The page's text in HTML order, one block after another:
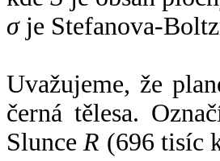
σje Stefanova-
Uvažujeme, že
černá tělesa.
SlunceR (696 tisíc